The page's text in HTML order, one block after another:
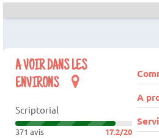
A VOIR DANS LES
ENVIRONS
Scriptorial
371 avis 17.2/20
A